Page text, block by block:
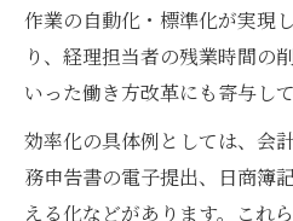
作業の自動化・標準化が実現
り、経理担当者の残業時間の
いった働き方改革にも寄与して
効率化の具体例としては、会
務申告書の電子提出、日商簿
える化などがあります。これ